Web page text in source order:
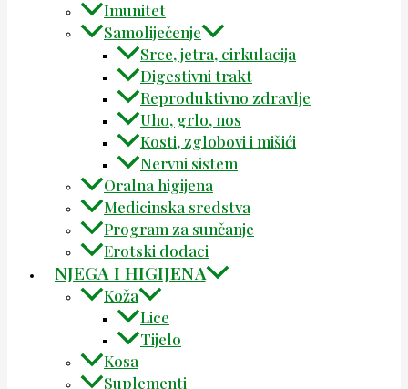
Imunitet
Samoliječenje
Srce, jetra, cirkulacija
Digestivni trakt
Reproduktivno zdravlje
Uho, grlo, nos
Kosti, zglobovi i mišići
Nervni sistem
Oralna higijena
Medicinska sredstva
Program za sunčanje
Erotski dodaci
NJEGA I HIGIJENA
Koža
Lice
Tijelo
Kosa
Suplementi